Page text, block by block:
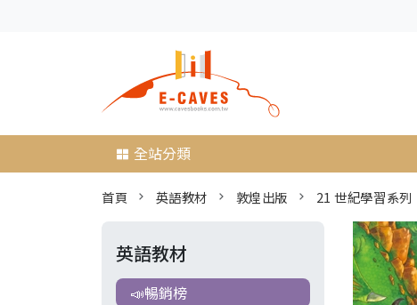
全站分類
首頁 英語教材 敦煌出版 21 世紀學習系列
英語教材
📣暢銷榜